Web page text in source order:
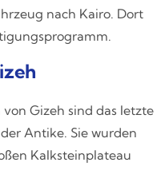
nach Kairo. Dort
Gizeh sind das letzte
Antike. Sie wurden
Kalksteinplateau